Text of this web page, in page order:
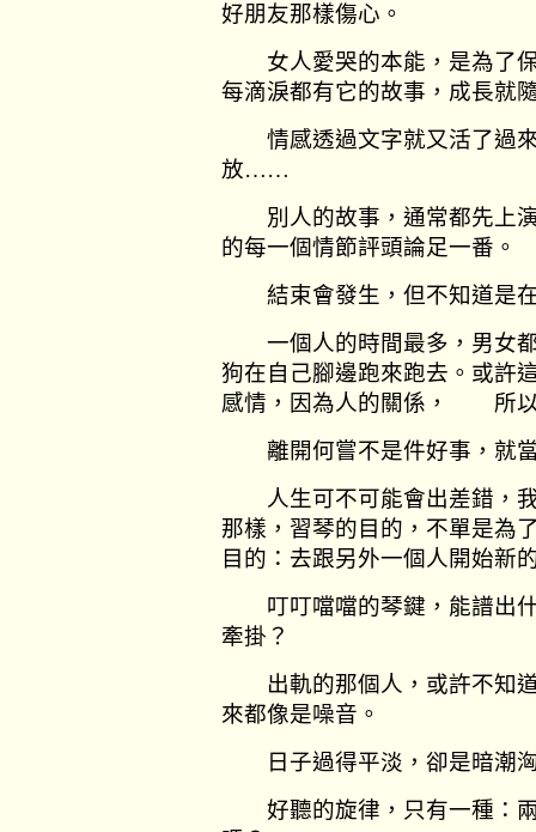
好朋友那樣傷心。
女人愛哭的本能，是為了保
每滴淚都有它的故事，成長
情感透過文字就又活了過來
放……
別人的故事，通常都先上演
的每一個情節評頭論足一番。
結束會發生，但不知道是
一個人的時間最多，男女都
狗在自己腳邊跑來跑去。或許
感情，因為人的關係， 所
離開何嘗不是件好事，就當
人生可不可能會出差錯，我
那樣，習琴的目的，不單是為
目的：去跟另外一個人開始
叮叮噹噹的琴鍵，能譜出什
牽掛？
出軌的那個人，或許不知道
來都像是噪音。
日子過得平淡，卻是暗潮
好聽的旋律，只有一種：兩